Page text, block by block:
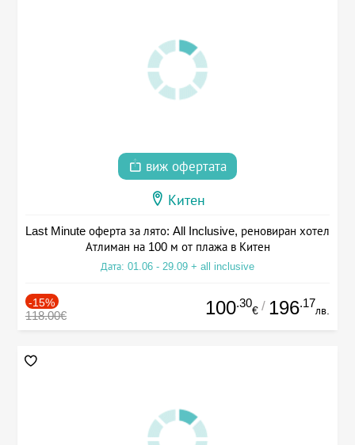
виж офертата
Китен
Last Minute оферта за лято: All Inclusive, реновиран хотел
Атлиман на 100 м от плажа в Китен
Дата: 01.06 - 29.09 + all inclusive
-15%
118.00€ 100.30
€ / 196.17
лв.